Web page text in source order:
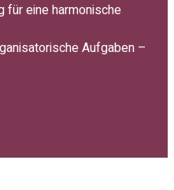
für eine harmonische
Aufgaben –